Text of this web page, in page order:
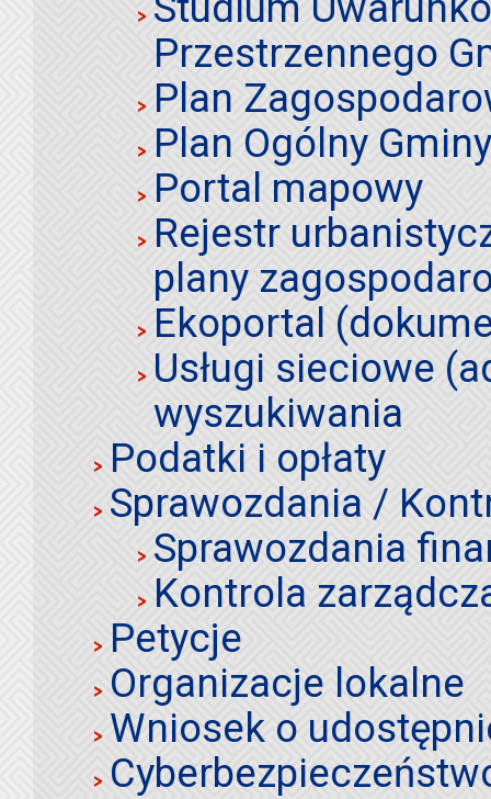
Przestrzennego
Plan
Plan Ogólny
Portal mapowy
Rejestr
plany
Ekoportal
Usługi sieciowe
wyszukiwania
Podatki i opłaty
Sprawozdania /
Sprawozdania
Kontrola
Petycje
Organizacje lokalne
Wniosek o